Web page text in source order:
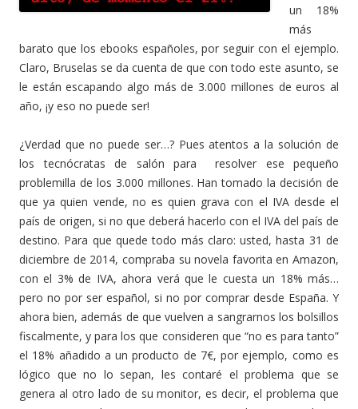
un 18%
más
barato que los ebooks españoles, por seguir con el ejemplo.
Claro, Bruselas se da cuenta de que con todo este asunto, se
le están escapando algo más de 3.000 millones de euros al
año, ¡y eso no puede ser!
¿Verdad que no puede ser…? Pues atentos a la solución de
los tecnócratas de salón para resolver ese pequeño
problemilla de los 3.000 millones. Han tomado la decisión de
que ya quien vende, no es quien grava con el IVA desde el
país de origen, si no que deberá hacerlo con el IVA del país de
destino. Para que quede todo más claro: usted, hasta 31 de
diciembre de 2014, compraba su novela favorita en Amazon,
con el 3% de IVA, ahora verá que le cuesta un 18% más…
pero no por ser español, si no por comprar desde España. Y
ahora bien, además de que vuelven a sangrarnos los bolsillos
fiscalmente, y para los que consideren que “no es para tanto”
el 18% añadido a un producto de 7€, por ejemplo, como es
lógico que no lo sepan, les contaré el problema que se
genera al otro lado de su monitor, es decir, el problema que